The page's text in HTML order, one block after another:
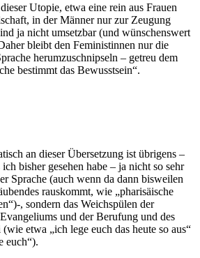
Utopie, etwa eine rein aus Frauen
in der Männer nur zur Zeugung
ja nicht umsetzbar (und wünschenswert
bleibt den Feministinnen nur die
herumzuschnipseln – getreu dem
bestimmt das Bewusstsein“.
an dieser Übersetzung ist übrigens –
bisher gesehen habe – ja nicht so sehr
Sprache (auch wenn da dann bisweilen
rauskommt, wie „pharisäische
, sondern das Weichspülen der
und der Berufung und des
etwa „ich lege euch das heute so aus“
euch“).